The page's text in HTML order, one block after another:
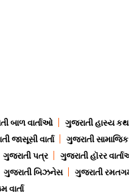
બાળ વાર્તાઓ
ગુજરાતી હાસ્ય
જાસૂસી વાર્તા
ગુજરાતી સામાજિક
ગુજરાતી પત્ર
ગુજરાતી હૉરર
ગુજરાતી બિઝનેસ
ગુજરાતી
વાર્તા